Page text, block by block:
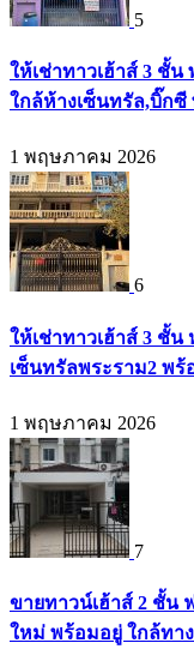
5
ให้เช่าทาวเฮ้าส์ 3 ชั้
ใกล้ห้างเซ็นทรัล,บิ๊กซี
1 พฤษภาคม 2026
6
ให้เช่าทาวเฮ้าส์ 3 ชั้
เซ็นทรัลพระราม2 พร้
1 พฤษภาคม 2026
7
ขายทาวน์เฮ้าส์ 2 ชั้น
ใหม่ พร้อมอยู่ ใกล้ทา